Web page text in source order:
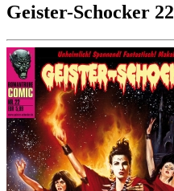
Geister-Schocker 22